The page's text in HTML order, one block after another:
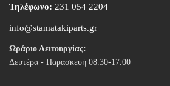
Τηλέφωνο: 231 054 2204
info@stamatakiparts.gr
Ωράριο Λειτουργίας:
Δευτέρα - Παρασκευή 08.30-17.00